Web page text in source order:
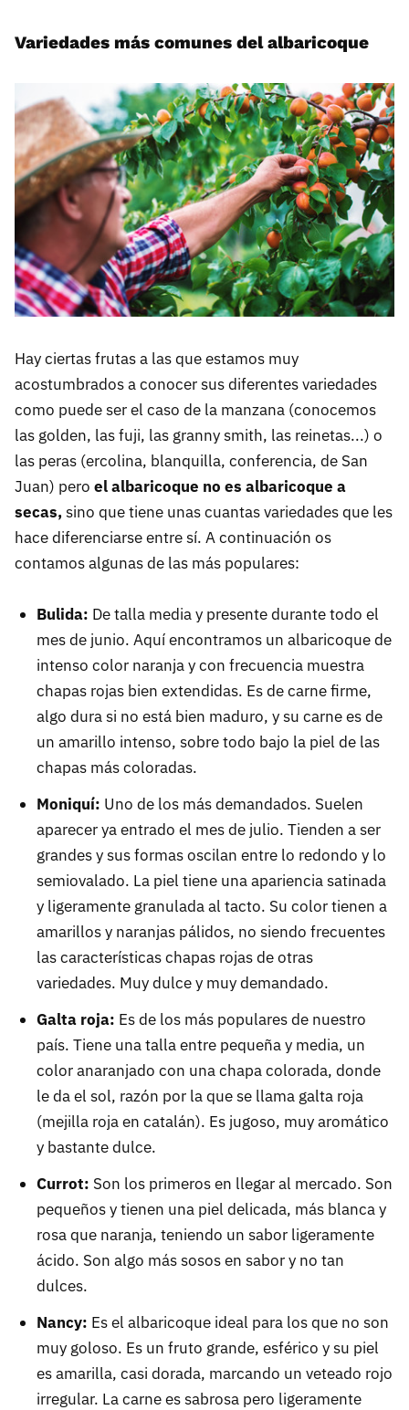
Variedades más comunes del albaricoque
Hay ciertas frutas a las que estamos muy
acostumbrados a conocer sus diferentes variedades
como puede ser el caso de la manzana (conocemos
las golden, las fuji, las granny smith, las reinetas...) o
las peras (ercolina, blanquilla, conferencia, de San
Juan) pero el albaricoque no es albaricoque a
secas,sino que tiene unas cuantas variedades que les
hace diferenciarse entre sí. A continuación os
contamos algunas de las más populares:
Bulida: De talla media y presente durante todo el
mes de junio. Aquí encontramos un albaricoque de
intenso color naranja y con frecuencia muestra
chapas rojas bien extendidas. Es de carne firme,
algo dura si no está bien maduro, y su carne es de
un amarillo intenso, sobre todo bajo la piel de las
chapas más coloradas.
Moniquí: Uno de los más demandados. Suelen
aparecer ya entrado el mes de julio. Tienden a ser
grandes y sus formas oscilan entre lo redondo y lo
semiovalado. La piel tiene una apariencia satinada
y ligeramente granulada al tacto. Su color tienen a
amarillos y naranjas pálidos, no siendo frecuentes
las características chapas rojas de otras
variedades. Muy dulce y muy demandado.
Galta roja: Es de los más populares de nuestro
país. Tiene una talla entre pequeña y media, un
color anaranjado con una chapa colorada, donde
le da el sol, razón por la que se llama galta roja
(mejilla roja en catalán). Es jugoso, muy aromático
y bastante dulce.
Currot: Son los primeros en llegar al mercado. Son
pequeños y tienen una piel delicada, más blanca y
rosa que naranja, teniendo un sabor ligeramente
ácido. Son algo más sosos en sabor y no tan
dulces.
Nancy: Es el albaricoque ideal para los que no son
muy goloso. Es un fruto grande, esférico y su piel
es amarilla, casi dorada, marcando un veteado rojo
irregular. La carne es sabrosa pero ligeramente